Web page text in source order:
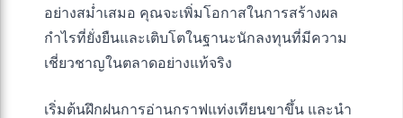
อย่างสม่ำเสมอ คุณจะเพิ่มโอกาสในการสร้างผล
กำไรที่ยั่งยืนและเติบโตในฐานะนักลงทุนที่มีความ
เชี่ยวชาญในตลาดอย่างแท้จริง
เริ่มต้นฝึกฝนการอ่านกราฟแท่งเทียนขาขึ้น และนำ